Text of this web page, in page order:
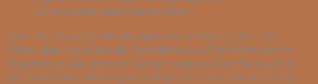
Kichererbsen und Ceasar Salad
Fazit: Das Essen im Fat Pumpkin ist wirklich spitze. Das
Essen, aber vor allem die Smoothies und Getränke sind im
Vergleich zu den anderen beiden vorgestellten Restaurants
deutlich teurer. Wer vegan in Riga essen möchte und bereit